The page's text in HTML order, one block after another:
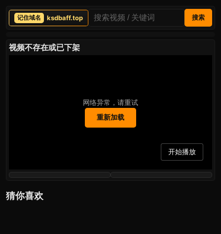
ksdbaff.top 搜索
视频不存在或已下架
网络异常，请重试
重新加载
开始播放
猜你喜欢